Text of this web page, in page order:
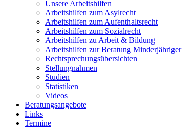
Unsere Arbeitshilfen
Arbeitshilfen zum Asylrecht
Arbeitshilfen zum Aufenthaltsrecht
Arbeitshilfen zum Sozialrecht
Arbeitshilfen zu Arbeit & Bildung
Arbeitshilfen zur Beratung Minderjähriger
Rechtsprechungsübersichten
Stellungnahmen
Studien
Statistiken
Videos
Beratungsangebote
Links
Termine